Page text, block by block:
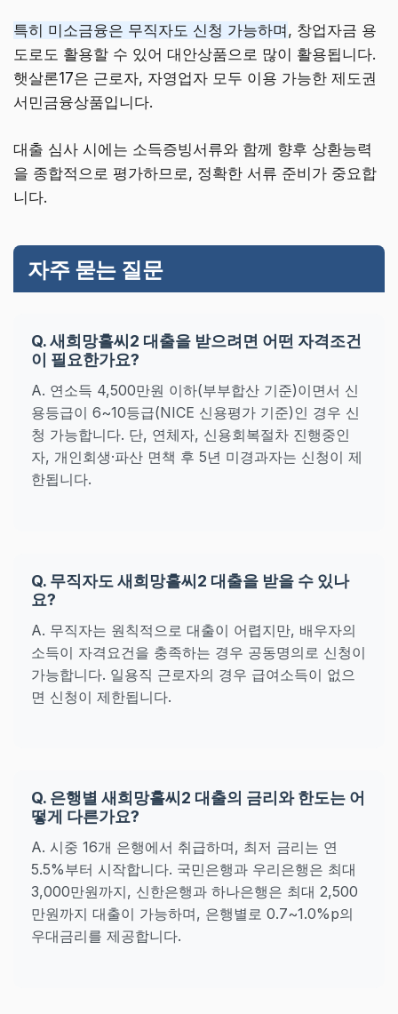
특히 미소금융은 무직자도 신청 가능하며 , 창업자금 용
도로도 활용할 수 있어 대안상품으로 많이 활용됩니다.
햇살론17은 근로자, 자영업자 모두 이용 가능한 제도권
서민금융상품입니다.
대출 심사 시에는 소득증빙서류와 함께 향후 상환능력
을 종합적으로 평가하므로, 정확한 서류 준비가 중요합
니다.
자주 묻는 질문
Q. 새희망홀씨2 대출을 받으려면 어떤 자격조건
이 필요한가요?
A. 연소득 4,500만원 이하(부부합산 기준)이면서 신
용등급이 6~10등급(NICE 신용평가 기준)인 경우 신
청 가능합니다. 단, 연체자, 신용회복절차 진행중인
자, 개인회생·파산 면책 후 5년 미경과자는 신청이 제
한됩니다.
Q. 무직자도 새희망홀씨2 대출을 받을 수 있나
요?
A. 무직자는 원칙적으로 대출이 어렵지만, 배우자의
소득이 자격요건을 충족하는 경우 공동명의로 신청이
가능합니다. 일용직 근로자의 경우 급여소득이 없으
면 신청이 제한됩니다.
Q. 은행별 새희망홀씨2 대출의 금리와 한도는 어
떻게 다른가요?
A. 시중 16개 은행에서 취급하며, 최저 금리는 연
5.5%부터 시작합니다. 국민은행과 우리은행은 최대
3,000만원까지, 신한은행과 하나은행은 최대 2,500
만원까지 대출이 가능하며, 은행별로 0.7~1.0%p의
우대금리를 제공합니다.